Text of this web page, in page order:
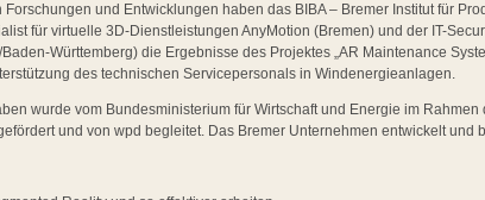
Forschungen und Entwicklungen haben das BIBA – Bremer Institut für
für virtuelle 3D-Dienstleistungen AnyMotion (Bremen) und der IT-
Württemberg) die Ergebnisse des Projektes „AR Maintenance
des technischen Servicepersonals in Windenergieanlagen.
wurde vom Bundesministerium für Wirtschaft und Energie im
und von wpd begleitet. Das Bremer Unternehmen entwickelt und